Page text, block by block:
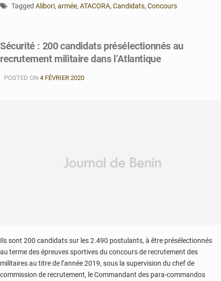
Tagged Alibori, armée, ATACORA, Candidats, Concours
Sécurité : 200 candidats présélectionnés au
recrutement militaire dans l’Atlantique
POSTED ON 4 FÉVRIER 2020
Ils sont 200 candidats sur les 2.490 postulants, à être présélectionnés
au terme des épreuves sportives du concours de recrutement des
militaires au titre de l’année 2019, sous la supervision du chef de
commission de recrutement, le Commandant des para-commandos